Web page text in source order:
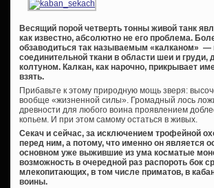
Весящий порой четверть тонны живой танк
как известно, абсолютно не его проблема.
обзаводиться так называемым «калканом» —
соединительной ткани в области шеи и
колтуном. Калкан, как нарочно, прикрывает
взять.
Прибавьте к этому природную мощь зверя:
вообще «жизненной силы». Громадный лось
древности для любого воина проявлением
копьем. И при этом самому остаться в живых.
Секач и сейчас, за исключением трофейной
перед ним, а потому, что именно он является
основном уже выжившие из ума косматые
возможность в очередной раз распороть бок
млекопитающих, в том числе приматов, в
воины.